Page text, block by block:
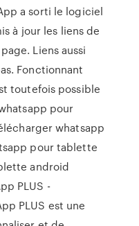
a sorti le logiciel
à jour les liens de
Liens aussi
Fonctionnant
toutefois possible
pour
whatsapp
pour tablette
android
PLUS -
PLUS est une